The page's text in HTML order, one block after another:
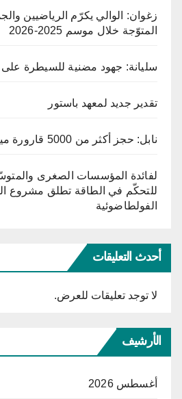
زغوان: الوالي يكرّم الرياضيين
المتوّجة خلال موسم 2025-2026
سليانة: جهود مضنية للسيطرة
تقدير جديد لمعهد باستور
نابل: حجز أكثر من 5000 قارورة مياه معدنية
لفائدة المؤسسات الصغرى
للتحكّم في الطاقة تطلق مشروع
الفولطاضوئية
أحدث التعليقات
لا توجد تعليقات للعرض.
الأرشيف
أغسطس 2026